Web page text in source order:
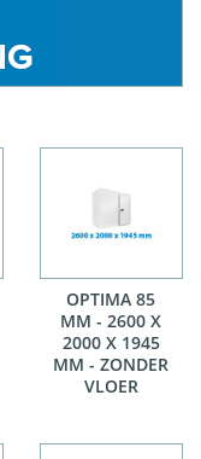
OPTIMA 85
MM - 2600 X
2000 X 1945
MM - ZONDER
VLOER